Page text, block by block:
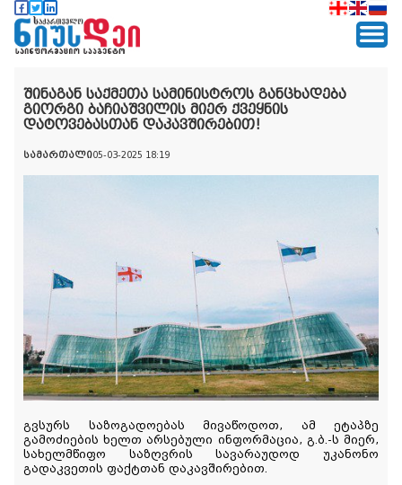
შინაგან საქმეთა სამინისტროს განცხადება
გიორგი ბაჩიაშვილის მიერ ქვეყნის
დატოვებასთან დაკავშირებით!
სამართალი05-03-2025 18:19
გვსურს საზოგადოებას მივაწოდოთ, ამ ეტაპზე
გამოძიების ხელთ არსებული ინფორმაცია, გ.ბ.-ს მიერ,
სახელმწიფო საზღვრის სავარაუდოდ უკანონო
გადაკვეთის ფაქტთან დაკავშირებით.